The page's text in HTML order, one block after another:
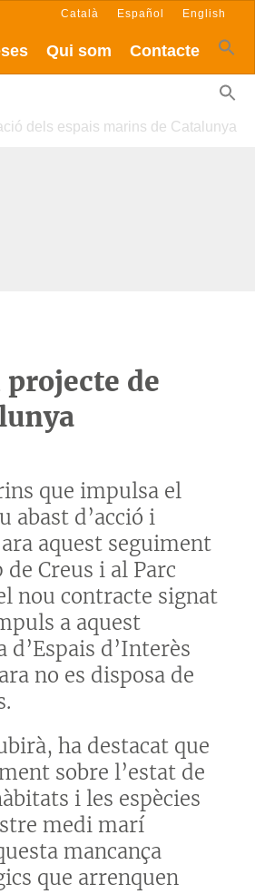
Qui som Contacte
Català Español English
dels espais marins de Catalunya
de
que impulsa el
d’acció i
aquest seguiment
Creus i al Parc
nou contracte signat
a aquest
d’Interès
no es disposa de
ha destacat que
sobre l’estat de
i les espècies
medi marí
mancança
que arrenquen